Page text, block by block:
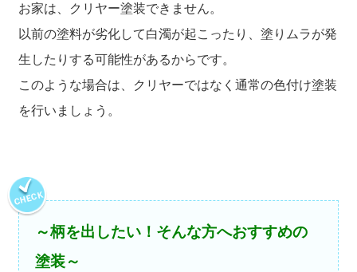
お家は、クリヤー塗装できません。
以前の塗料が劣化して白濁が起こったり、塗りムラが発
生したりする可能性があるからです。
このような場合は、クリヤーではなく通常の色付け塗装
を行いましょう。
～柄を出したい！そんな方へおすすめの
塗装～